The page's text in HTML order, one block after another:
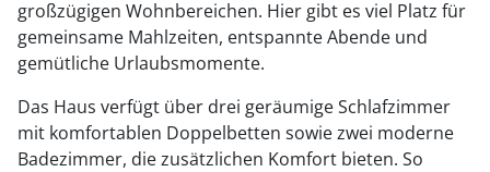
großzügigen Wohnbereichen. Hier gibt es viel Platz für
gemeinsame Mahlzeiten, entspannte Abende und
gemütliche Urlaubsmomente.
Das Haus verfügt über drei geräumige Schlafzimmer
mit komfortablen Doppelbetten sowie zwei moderne
Badezimmer, die zusätzlichen Komfort bieten. So